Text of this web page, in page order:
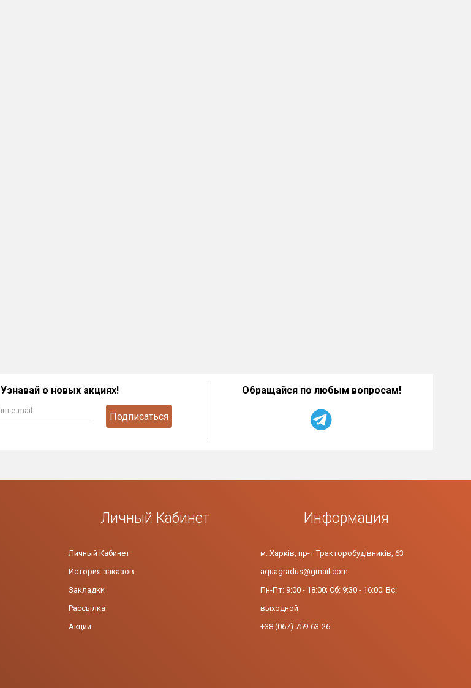
Узнавай о новых акциях!
Подписаться
Обращайся по любым вопросам!
Личный Кабинет
Личный Кабинет
История заказов
Закладки
Рассылка
Акции
Информация
м. Харків, пр-т Тракторобудівників, 63
aquagradus@gmail.com
Пн-Пт: 9:00 - 18:00; Сб: 9:30 - 16:00; Вс:
выходной
+38 (067) 759-63-26